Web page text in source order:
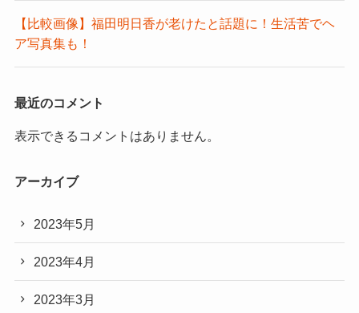
【比較画像】福田明日香が老けたと話題に！生活苦でヘ
ア写真集も！
最近のコメント
表示できるコメントはありません。
アーカイブ
2023年5月
2023年4月
2023年3月